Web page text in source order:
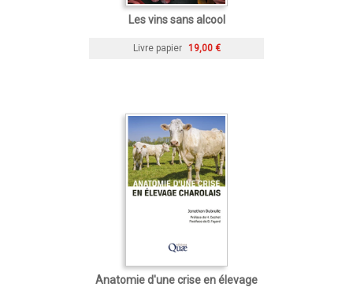
Les vins sans alcool
Livre papier 19,00 €
Anatomie d'une crise en élevage